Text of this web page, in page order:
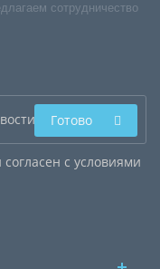
сотрудничество
с условиями
Готово